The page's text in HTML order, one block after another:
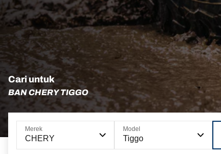
Cari untuk
BAN CHERY TIGGO
Merek
CHERY
Model
Tiggo